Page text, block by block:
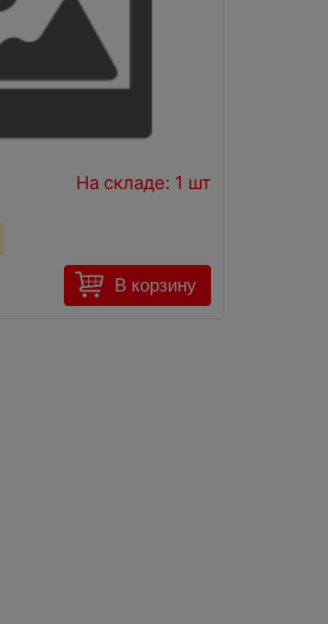
На складе: 1 шт
В корзину